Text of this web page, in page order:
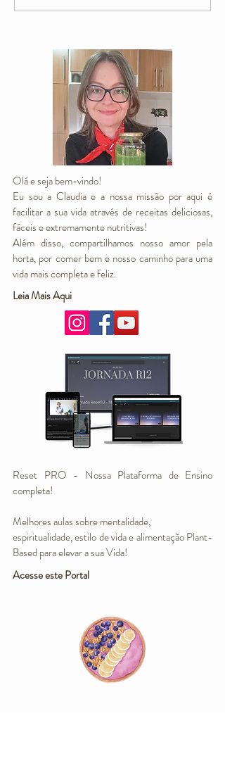
Chocolate e Aveia
Olá e seja bem-vindo!
Eu sou a Claudia e a nossa missão por aqui é
facilitar a sua vida através de receitas deliciosas,
fáceis e extremamente nutritivas!
Além disso, compartilhamos nosso amor pela
horta, por comer bem e nosso caminho para uma
vida mais completa e feliz.
Leia Mais Aqui
Reset PRO - Nossa Plataforma de Ensino
completa!
Melhores aulas sobre mentalidade,
espiritualidade, estilo de vida e alimentação Plant-
Based para elevar a sua Vida!
Acesse este Portal